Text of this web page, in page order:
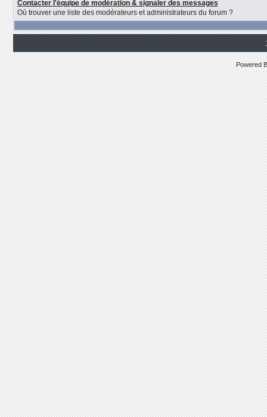
Contacter l'équipe de modération & signaler des messages
Où trouver une liste des modérateurs et administrateurs du forum ?
Powered